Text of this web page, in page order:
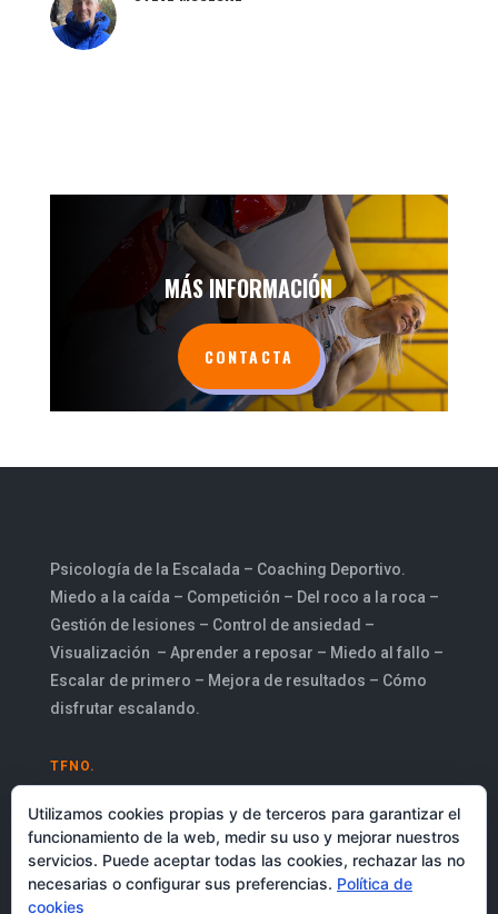
MÁS INFORMACIÓN
CONTACTA
Psicología de la Escalada – Coaching Deportivo.
Miedo a la caída – Competición – Del roco a la roca –
Gestión de lesiones – Control de ansiedad –
Visualización – Aprender a reposar – Miedo al fallo –
Escalar de primero – Mejora de resultados – Cómo
disfrutar escalando.
TFNO.
MI EMAIL
felipe@dandocuerda.es
Utilizamos cookies propias y de terceros para garantizar el
funcionamiento de la web, medir su uso y mejorar nuestros
servicios. Puede aceptar todas las cookies, rechazar las no
necesarias o configurar sus preferencias. Política de
cookies